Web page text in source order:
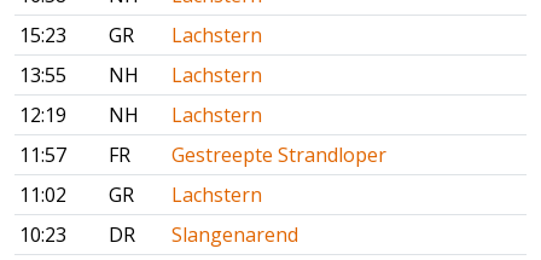
15:23
GR
Lachstern
13:55
NH
Lachstern
12:19
NH
Lachstern
11:57
FR
Gestreepte Strandloper
11:02
GR
Lachstern
10:23
DR
Slangenarend